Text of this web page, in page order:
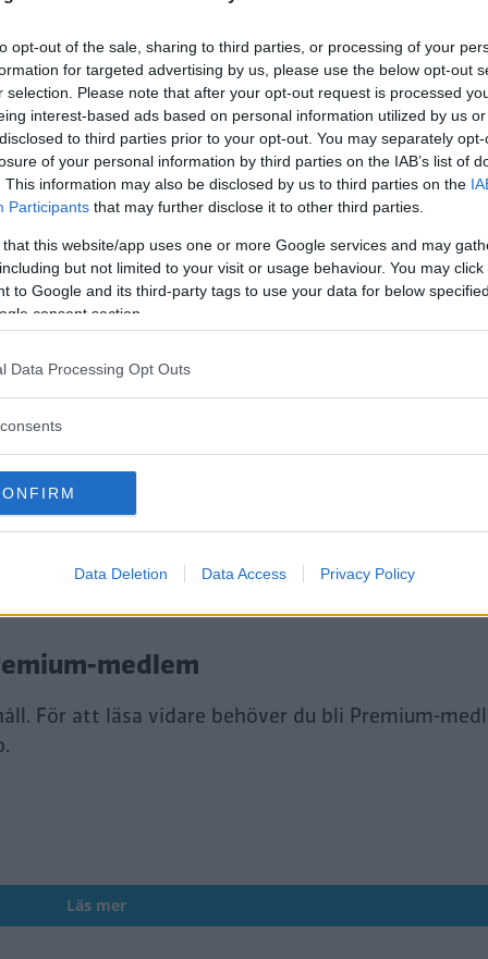
opt-out of the sale, sharing to third parties, or processing of your
for targeted advertising by us, please use the below opt-out
selection. Please note that after your opt-out request is processed
interest-based ads based on personal information utilized by us
to third parties prior to your opt-out. You may separately
of your personal information by third parties on the IAB’s list of
This information may also be disclosed by us to third parties on the
Participants that may further disclose it to other third parties.
that this website/app uses one or more Google services and may
but not limited to your visit or usage behaviour. You may
to Google and its third-party tags to use your data for below
consent section.
Data Processing Opt Outs
Data Deletion Data Access Privacy Policy
med betydligt fler fysiska knappar.
med en ”pekskärmslös” Volvo
Kia EV3, Mazda CX-60, Mercedes CLA,
Cross, Volvo XC60 och Volvo V60 (2016)
fortsätta läsa.
medlem
För att läsa vidare behöver du bli Premium-
Läs mer